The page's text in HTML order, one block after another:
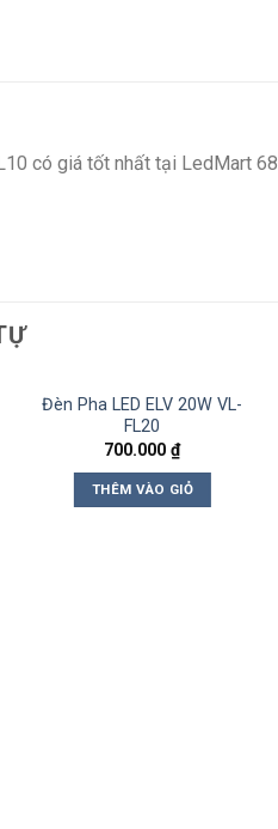
có giá tốt nhất tại LedMart
Đèn Pha LED ELV 20W VL-
FL20
700.000₫
THÊM VÀO GIỎ